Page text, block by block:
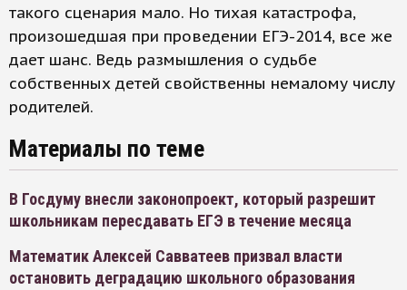
такого сценария мало. Но тихая катастрофа,
произошедшая при проведении ЕГЭ-2014, все же
дает шанс. Ведь размышления о судьбе
собственных детей свойственны немалому числу
родителей.
Материалы по теме
В Госдуму внесли законопроект, который разрешит
школьникам пересдавать ЕГЭ в течение месяца
Математик Алексей Савватеев призвал власти
остановить деградацию школьного образования